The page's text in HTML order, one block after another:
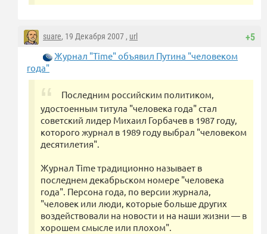
+5
suare, 19 Декабря 2007 , url
Журнал "Time" объявил Путина "человеком
года"
Последним российским политиком,
удостоенным титула "человека года" стал
советский лидер Михаил Горбачев в 1987 году,
которого журнал в 1989 году выбрал "человеком
десятилетия".
Журнал Time традиционно называет в
последнем декабрьском номере "человека
года". Персона года, по версии журнала,
"человек или люди, которые больше других
воздействовали на новости и на наши жизни — в
хорошем смысле или плохом".